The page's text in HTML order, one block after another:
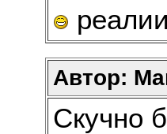
Автор:
Скучно